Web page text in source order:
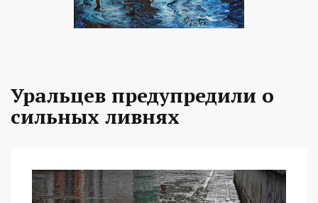
Уральцев предупредили о
сильных ливнях